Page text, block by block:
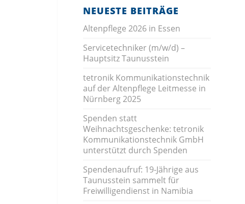
NEUESTE BEITRÄGE
Altenpflege 2026 in Essen
Servicetechniker (m/w/d) –
Hauptsitz Taunusstein
tetronik Kommunikationstechnik
auf der Altenpflege Leitmesse in
Nürnberg 2025
Spenden statt
Weihnachtsgeschenke: tetronik
Kommunikationstechnik GmbH
unterstützt durch Spenden
Spendenaufruf: 19-Jährige aus
Taunusstein sammelt für
Freiwilligendienst in Namibia